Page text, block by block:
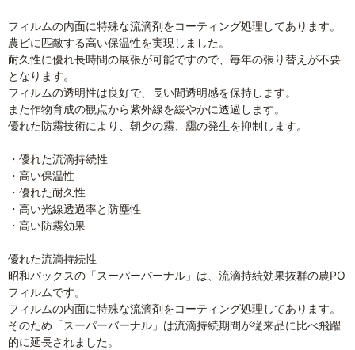
フィルムの内面に特殊な流滴剤をコーティング処理してあります。
農ビに匹敵する高い保温性を実現しました。
耐久性に優れ長時間の展張が可能ですので、毎年の張り替えが不要
となります。
フィルムの透明性は良好で、長い間透明感を保持します。
また作物育成の観点から紫外線を緩やかに透過します。
優れた防霧技術により、朝夕の霧、靄の発生を抑制します。
・優れた流滴持続性
・高い保温性
・優れた耐久性
・高い光線透過率と防塵性
・高い防霧効果
優れた流滴持続性
昭和パックスの「スーパーバーナル」は、流滴持続効果抜群の農PO
フィルムです。
フィルムの内面に特殊な流滴剤をコーティング処理してあります。
そのため「スーパーバーナル」は流滴持続期間が従来品に比べ飛躍
的に延長されました。